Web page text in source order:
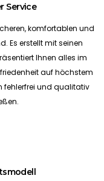
Service
komfortablen und
Es erstellt mit seinen
Ihnen alles im
auf höchstem
fehlerfrei und qualitativ